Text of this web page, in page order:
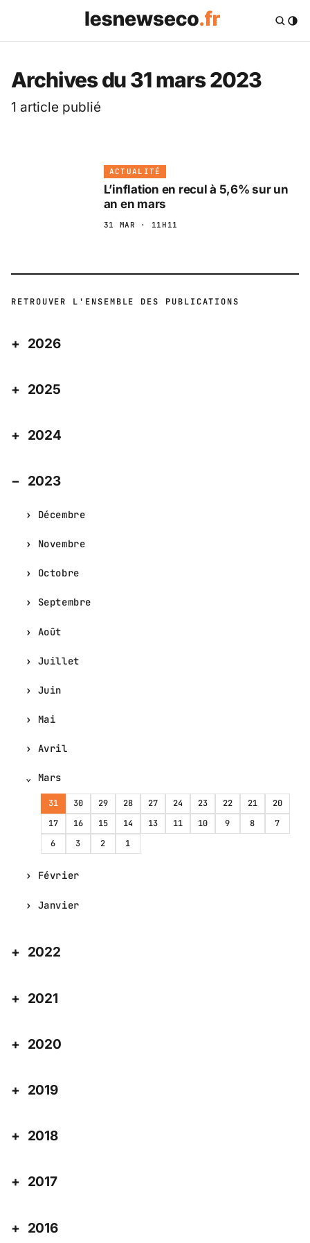
Les News Eco .fr —
Archives du 31 mars 2023
1 article publié
ACTUALITÉ
L’inflation en recul à 5,6% sur un
an en mars
31 MAR · 11H11
RETROUVER L'ENSEMBLE DES PUBLICATIONS
2026
2025
2024
2023
Décembre
Novembre
Octobre
Septembre
Août
Juillet
Juin
Mai
Avril
Mars
31 30 29 28 27 24 23 22 21
20
17
16 15 14 13 11 10 9 8
7
6
3 2 1
Février
Janvier
2022
2021
2020
2019
2018
2017
2016